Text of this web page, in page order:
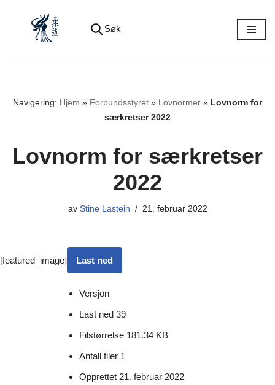
Søk
Navigering: Hjem » Forbundsstyret » Lovnormer » Lovnorm for
særkretser 2022
Lovnorm for særkretser
2022
av Stine Lastein 21. februar 2022
[featured_image] Last ned
Versjon
Last ned 39
Filstørrelse 181.34 KB
Antall filer 1
Opprettet 21. februar 2022